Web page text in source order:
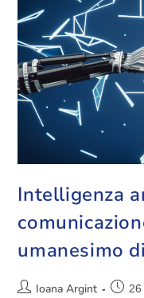
Intelligenza
umanesimo
Ioana Argint 26